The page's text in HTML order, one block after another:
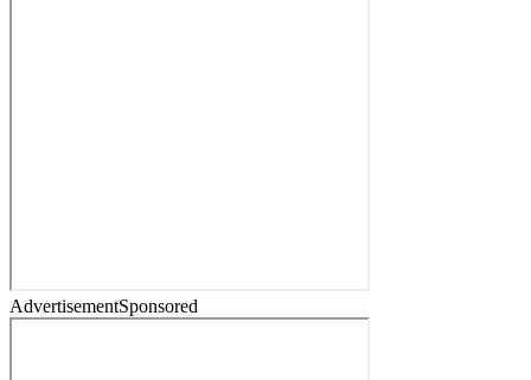
AdvertisementSponsored